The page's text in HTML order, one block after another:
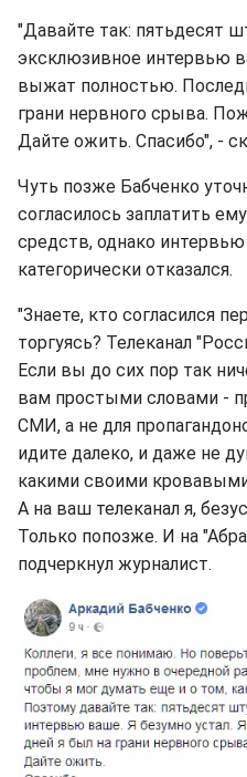
"Давайте так: пятьдесят
эксклюзивное интервью
выжат полностью.
грани нервного срыва.
Дайте ожить. Спасибо", -
Чуть позже Бабченко
согласилось заплатить
средств, однако
категорически отказался.
"Знаете, кто согласился
торгуясь? Телеканал
Если вы до сих пор так
вам простыми словами -
СМИ, а не для
идите далеко, и даже не
какими своими
А на ваш телеканал я,
Только попозже. И на
подчеркнул журналист.